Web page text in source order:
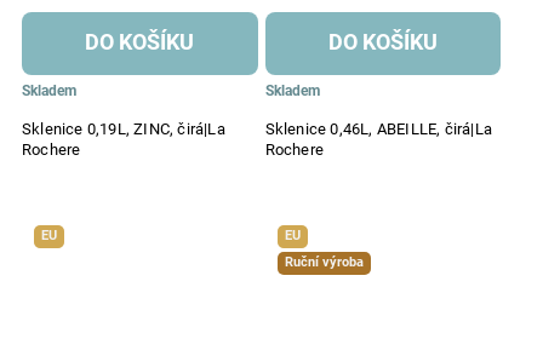
Sklenice 0,19L, ZINC, čirá|La
Rochere
Skladem
DO KOŠÍKU
Sklenice 0,46L, ABEILLE, čirá|La
Rochere
Skladem
DO KOŠÍKU
EU
EU
Ruční výroba